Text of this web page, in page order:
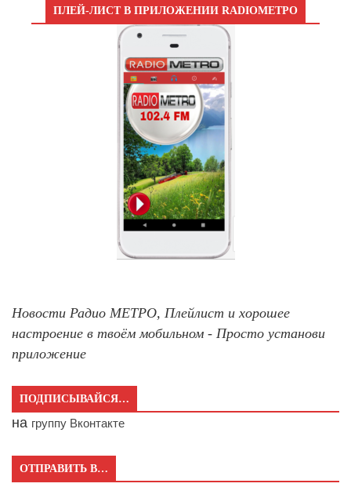
ПЛЕЙ-ЛИСТ В ПРИЛОЖЕНИИ RADIOМЕТРО
Новости Радио МЕТРО, Плейлист и хорошее
настроение в твоём мобильном - Просто установи
приложение
ПОДПИСЫВАЙСЯ…
на группу Вконтакте
ОТПРАВИТЬ В…